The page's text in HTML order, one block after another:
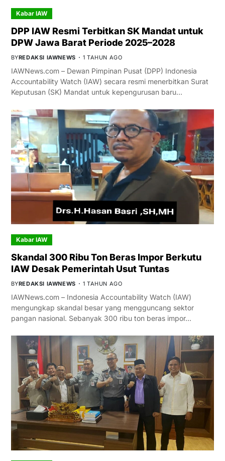
Kabar IAW
DPP IAW Resmi Terbitkan SK Mandat untuk
DPW Jawa Barat Periode 2025–2028
BYREDAKSI IAWNEWS 1 TAHUN AGO
IAWNews.com – Dewan Pimpinan Pusat (DPP) Indonesia
Accountability Watch (IAW) secara resmi menerbitkan Surat
Keputusan (SK) Mandat untuk kepengurusan baru…
Kabar IAW
Skandal 300 Ribu Ton Beras Impor Berkutu
IAW Desak Pemerintah Usut Tuntas
BYREDAKSI IAWNEWS 1 TAHUN AGO
IAWNews.com – Indonesia Accountability Watch (IAW)
mengungkap skandal besar yang mengguncang sektor
pangan nasional. Sebanyak 300 ribu ton beras impor…